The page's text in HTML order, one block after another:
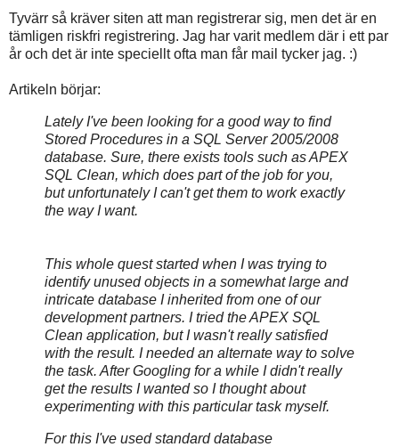
Tyvärr så kräver siten att man registrerar sig, men det är en
tämligen riskfri registrering. Jag har varit medlem där i ett par
år och det är inte speciellt ofta man får mail tycker jag. :)
Artikeln börjar:
Lately I've been looking for a good way to find
Stored Procedures in a SQL Server 2005/2008
database. Sure, there exists tools such as APEX
SQL Clean, which does part of the job for you,
but unfortunately I can't get them to work exactly
the way I want.
This whole quest started when I was trying to
identify unused objects in a somewhat large and
intricate database I inherited from one of our
development partners. I tried the APEX SQL
Clean application, but I wasn't really satisfied
with the result. I needed an alternate way to solve
the task. After Googling for a while I didn't really
get the results I wanted so I thought about
experimenting with this particular task myself.
For this I've used standard database